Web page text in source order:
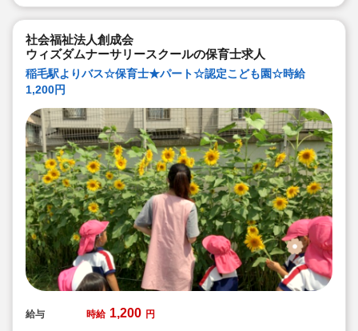
社会福祉法人創成会
ウィズダムナーサリースクールの保育士求人
稲毛駅よりバス☆保育士★パート☆認定こども園☆時給
1,200円
給与 時給 1,200 円